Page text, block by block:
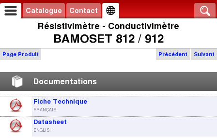
Catalogue Contact
Résistivimètre - Conductivimètre
BAMOSET 812 / 912
Précédent Suivant
Page Produit
Documentations
Fiche Technique
FRANÇAIS
Datasheet
ENGLISH